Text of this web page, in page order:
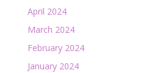
April 2024
March 2024
February 2024
January 2024